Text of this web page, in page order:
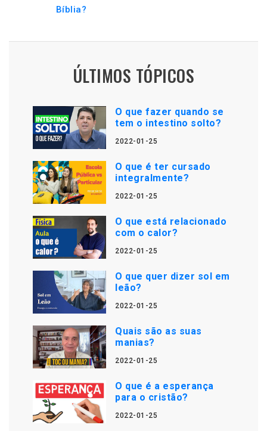
Bíblia?
ÚLTIMOS TÓPICOS
O que fazer quando se
tem o intestino solto?
2022-01-25
O que é ter cursado
integralmente?
2022-01-25
O que está relacionado
com o calor?
2022-01-25
O que quer dizer sol em
leão?
2022-01-25
Quais são as suas
manias?
2022-01-25
O que é a esperança
para o cristão?
2022-01-25